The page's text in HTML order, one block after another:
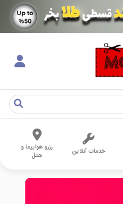
خدمات آنلاین
رزرو هواپیما و
هتل